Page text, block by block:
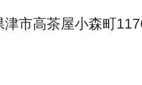
市高茶屋小森町